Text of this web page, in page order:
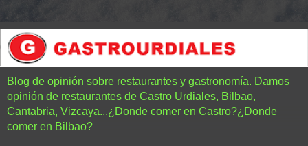
Blog de opinión sobre restaurantes y gastronomía. Damos
opinión de restaurantes de Castro Urdiales, Bilbao,
Cantabria, Vizcaya...¿Donde comer en Castro?¿Donde
comer en Bilbao?